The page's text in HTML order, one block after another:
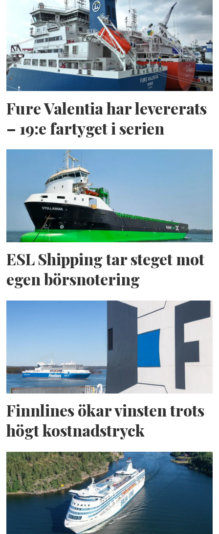
Fure Valentia har levererats
– 19:e fartyget i serien
ESL Shipping tar steget mot
egen börsnotering
Finnlines ökar vinsten trots
högt kostnadstryck